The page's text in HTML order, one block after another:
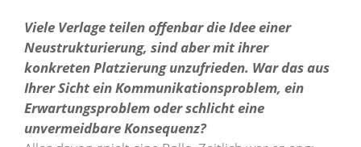
Viele Verlage teilen offenbar die Idee einer
Neustrukturierung, sind aber mit ihrer
konkreten Platzierung unzufrieden. War das aus
Ihrer Sicht ein Kommunikationsproblem, ein
Erwartungsproblem oder schlicht eine
unvermeidbare Konsequenz?